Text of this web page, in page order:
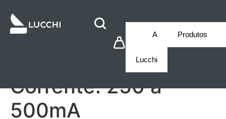
A
Lucchi
Produtos
Corrente:250 a
500mA